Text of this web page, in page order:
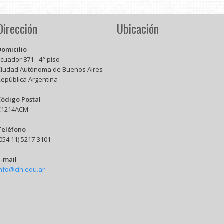
871 - 4° piso
Autónoma de Buenos Aires
Argentina
Postal
11) 5217-3101
mail
Ubicación